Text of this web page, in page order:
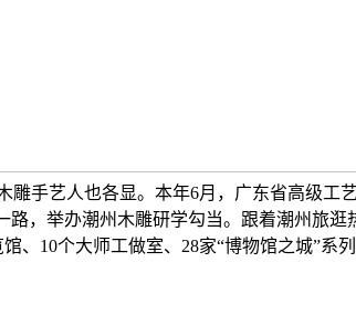
手艺人也各显。本年6月，广东省高级工
，举办潮州木雕研学勾当。跟着潮州旅
10个大师工做室、28家“博物馆之城”系列